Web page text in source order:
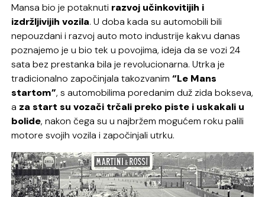
Mansa bio je potaknuti razvoj učinkovitijih i
izdržljivijih vozila. U doba kada su automobili bili
nepouzdani i razvoj auto moto industrije kakvu danas
poznajemo je u bio tek u povojima, ideja da se vozi 24
sata bez prestanka bila je revolucionarna. Utrka je
tradicionalno započinjala takozvanim“Le Mans
startom”, s automobilima poredanim duž zida bokseva,
a za start su vozači trčali preko piste i uskakali u
bolide, nakon čega su u najbržem mogućem roku palili
motore svojih vozila i započinjali utrku.